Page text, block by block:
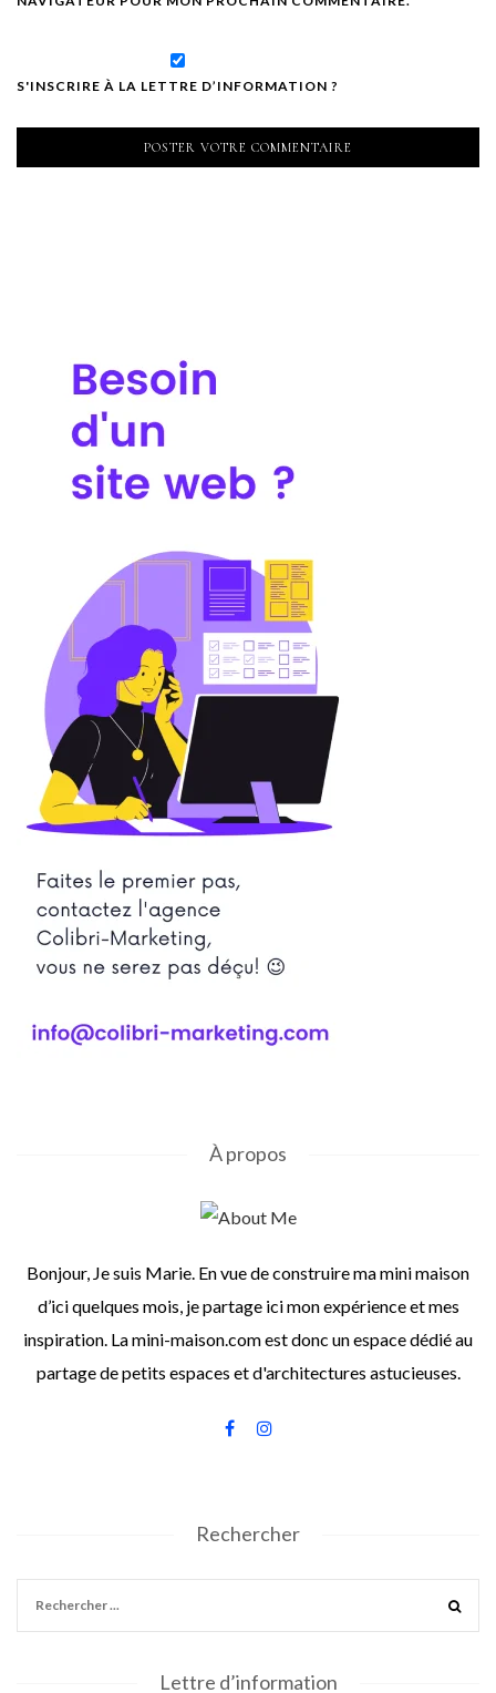
S'INSCRIRE À LA LETTRE D’INFORMATION ?
À propos
Bonjour, Je suis Marie. En vue de construire ma mini maison
d’ici quelques mois, je partage ici mon expérience et mes
inspiration. La mini-maison.com est donc un espace dédié au
partage de petits espaces et d'architectures astucieuses.
Rechercher
Lettre d’information